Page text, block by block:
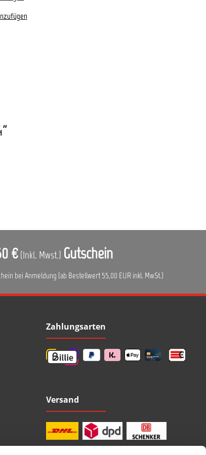
€ (Inkl. Mwst.) Gutschein
bei Anmeldung (ab Bestellwert 55,00 EUR inkl. MwSt.)
Zahlungsarten
Versand